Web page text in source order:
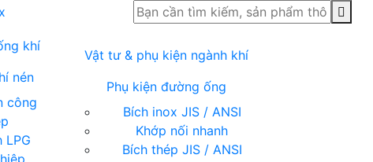
khí
nén
công
LPG
Vật tư & phụ kiện ngành khí
Phụ kiện đường ống
Bích inox JIS / ANSI
Khớp nối nhanh
Bích thép JIS / ANSI